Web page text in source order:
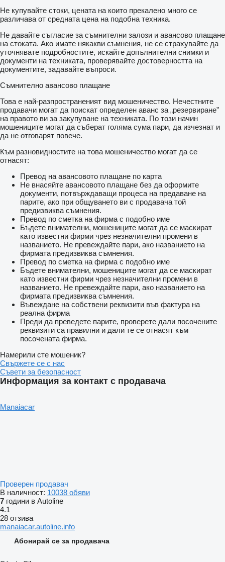
Не купувайте стоки, цената на които прекалено много се
различава от средната цена на подобна техника.
Не давайте съгласие за съмнителни залози и авансово плащане
на стоката. Ако имате някакви съмнения, не се страхувайте да
уточнявате подробностите, искайте допълнителни снимки и
документи на техниката, проверявайте достоверността на
документите, задавайте въпроси.
Съмнително авансово плащане
Това е най-разпространеният вид мошеничество. Нечестните
продавачи могат да поискат определен аванс за „резервиране”
на правото ви за закупуване на техниката. По този начин
мошениците могат да съберат голяма сума пари, да изчезнат и
да не отговарят повече.
Към разновидностите на това мошеничество могат да се
отнасят:
Превод на авансовото плащане по карта
Не внасяйте авансовото плащане без да оформите
документи, потвърждаващи процеса на предаване на
парите, ако при общуването ви с продавача той
предизвиква съмнения.
Превод по сметка на фирма с подобно име
Бъдете внимателни, мошениците могат да се маскират
като известни фирми чрез незначителни промени в
названието. Не превеждайте пари, ако названието на
фирмата предизвиква съмнения.
Превод по сметка на фирма с подобно име
Бъдете внимателни, мошениците могат да се маскират
като известни фирми чрез незначителни промени в
названието. Не превеждайте пари, ако названието на
фирмата предизвиква съмнения.
Въвеждане на собствени реквизити във фактура на
реална фирма
Преди да преведете парите, проверете дали посочените
реквизити са правилни и дали те се отнасят към
посочената фирма.
Намерили сте мошеник?
Свържете се с нас
Съвети за безопасност
Информация за контакт с продавача
Manaiacar
Проверен продавач
В наличност: 10038 обяви
7 години в Autoline
4.1
28 отзива
manaiacar.autoline.info
Абонирай се за продавача